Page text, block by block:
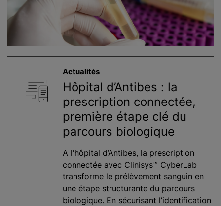
Actualités
Hôpital d’Antibes : la
prescription connectée,
première étape clé du
parcours biologique
A l'hôpital d’Antibes, la prescription
connectée avec Clinisys™ CyberLab
transforme le prélèvement sanguin en
une étape structurante du parcours
biologique. En sécurisant l’identification